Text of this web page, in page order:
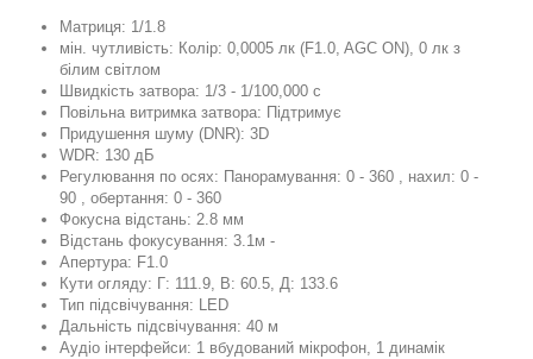
Матриця: 1/1.8
мін. чутливість: Колір: 0,0005 лк (F1.0, AGC ON), 0 лк з
білим світлом
Швидкість затвора: 1/3 - 1/100,000 с
Повільна витримка затвора: Підтримує
Придушення шуму (DNR): 3D
WDR: 130 дБ
Регулювання по осях: Панорамування: 0 - 360 , нахил: 0 -
90 , обертання: 0 - 360
Фокусна відстань: 2.8 мм
Відстань фокусування: 3.1м -
Апертура: F1.0
Кути огляду: Г: 111.9, В: 60.5, Д: 133.6
Тип підсвічування: LED
Дальність підсвічування: 40 м
Аудіо інтерфейси: 1 вбудований мікрофон, 1 динамік